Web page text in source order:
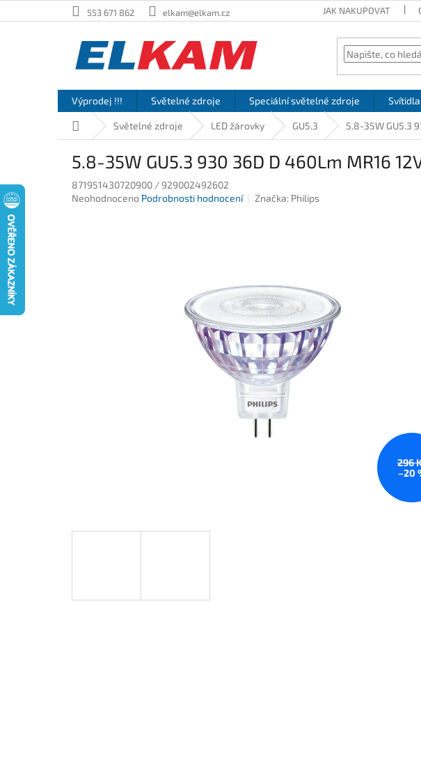
na
553 671 862 elkam@elkam.cz JAK NAKUPOVAT
Výprodej !!! Světelné zdroje Speciální světelné zdroje Svítidla
Domů Světelné zdroje LED žárovky GU5.3 5.8-35W GU5.3
5.8-35W GU5.3 930 36D D 460Lm MR16
871951430720900 / 929002492602
Průměrné
Neohodnoceno Podrobnosti hodnocení Značka: Philips
296
–20